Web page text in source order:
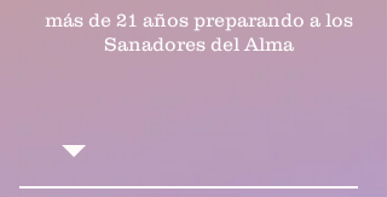
más de 21 años preparando a los
Sanadores del Alma